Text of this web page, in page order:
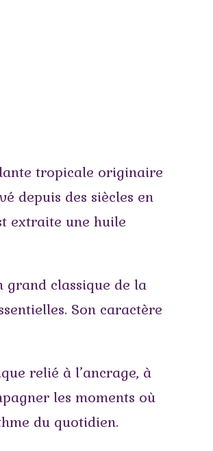
tropicale originaire
depuis des siècles en
extraite une huile
grand classique de la
Son caractère
relié à l’ancrage, à
les moments où
du quotidien.